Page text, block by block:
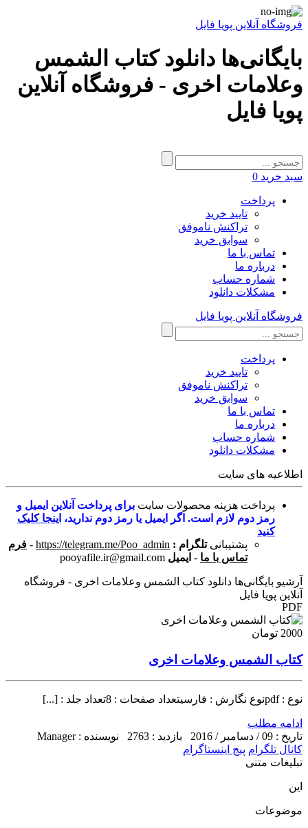
فروشگاه آنلاین پویا فایل
بایگانی‌ها دانلود کتاب الشمس
وعلامات اخرى - فروشگاه آنلاین
پویا فایل
سبد خرید 0
پرداخت
تایید خرید
تراکنش ناموفق
سوابق خرید
تماس با ما
درباره ما
شماره حساب
مشکلات دانلود
فروشگاه آنلاین پویا فایل
پرداخت
تایید خرید
تراکنش ناموفق
سوابق خرید
تماس با ما
درباره ما
شماره حساب
مشکلات دانلود
اطلاعیه های سایت
پرداخت هزینه محصولات سایت برای پرداخت آنلاین ایمیل و
رمز دوم لازم است. اگر ایمیل یا رمز دوم ندارید، اینجا کلیک
کنید
پشتیبانی تلگرام : https://telegram.me/Poo_admin
- فرم
تماس با ما - ایمیل pooyafile.ir@gmail.com
آرشیو بایگانی‌ها دانلود کتاب الشمس وعلامات اخرى - فروشگاه
آنلاین پویا فایل
PDF
2000 تومان
کتاب الشمس وعلامات اخرى
نوع : pdfنوع نگارش : فارسیتعداد صفحات : 8تعداد جلد : [...]
ادامه مطلب
تاریخ : 09 / دسامبر / 2016
بازدید : 2763
نویسنده : Manager
کانال تلگرام پیج اینستاگرام
تبلیغات متنی
این
موضوعات